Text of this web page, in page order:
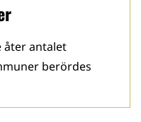
åter antalet
berördes